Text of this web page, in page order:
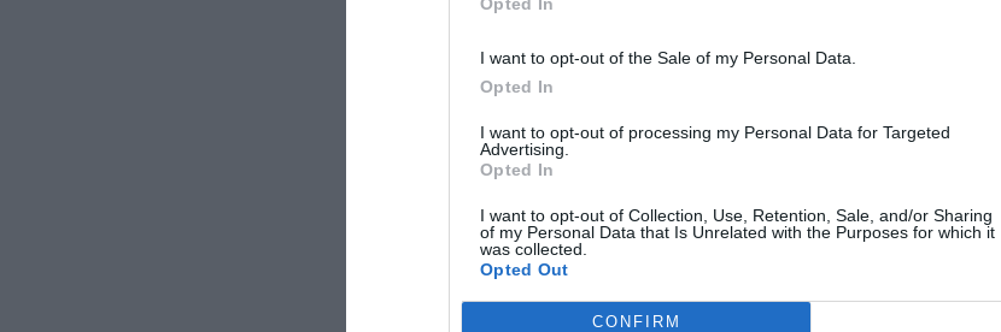
I want to opt-out of the Sale of my Personal Data.
Opted In
I want to opt-out of processing my Personal Data for Targeted
Advertising.
Opted In
I want to opt-out of Collection, Use, Retention, Sale, and/or Sharing
of my Personal Data that Is Unrelated with the Purposes for which it
was collected.
Opted Out
CONFIRM